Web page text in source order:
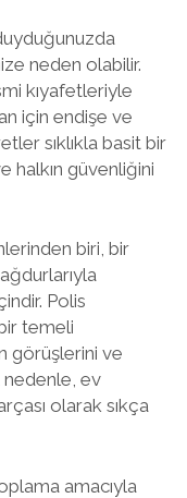
neden olabilir.
kıyafetleriyle
için endişe ve
sıklıkla basit bir
halkın güvenliğini
biri, bir
Polis
temeli
görüşlerini ve
ev
olarak sıkça
amacıyla